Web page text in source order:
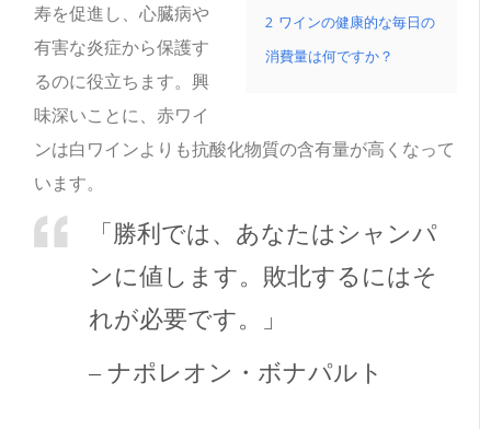
2 ワインの健康的な毎日の
消費量は何ですか？
寿を促進し、心臓病や
有害な炎症から保護す
るのに役立ちます。興
味深いことに、赤ワイ
ンは白ワインよりも抗酸化物質の含有量が高くなって
います。
「勝利では、あなたはシャンパ
ンに値します。敗北するにはそ
れが必要です。」
– ナポレオン・ボナパルト